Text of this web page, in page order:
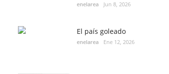
enelarea Jun 8, 2026
El país goleado
enelarea Ene 12, 2026